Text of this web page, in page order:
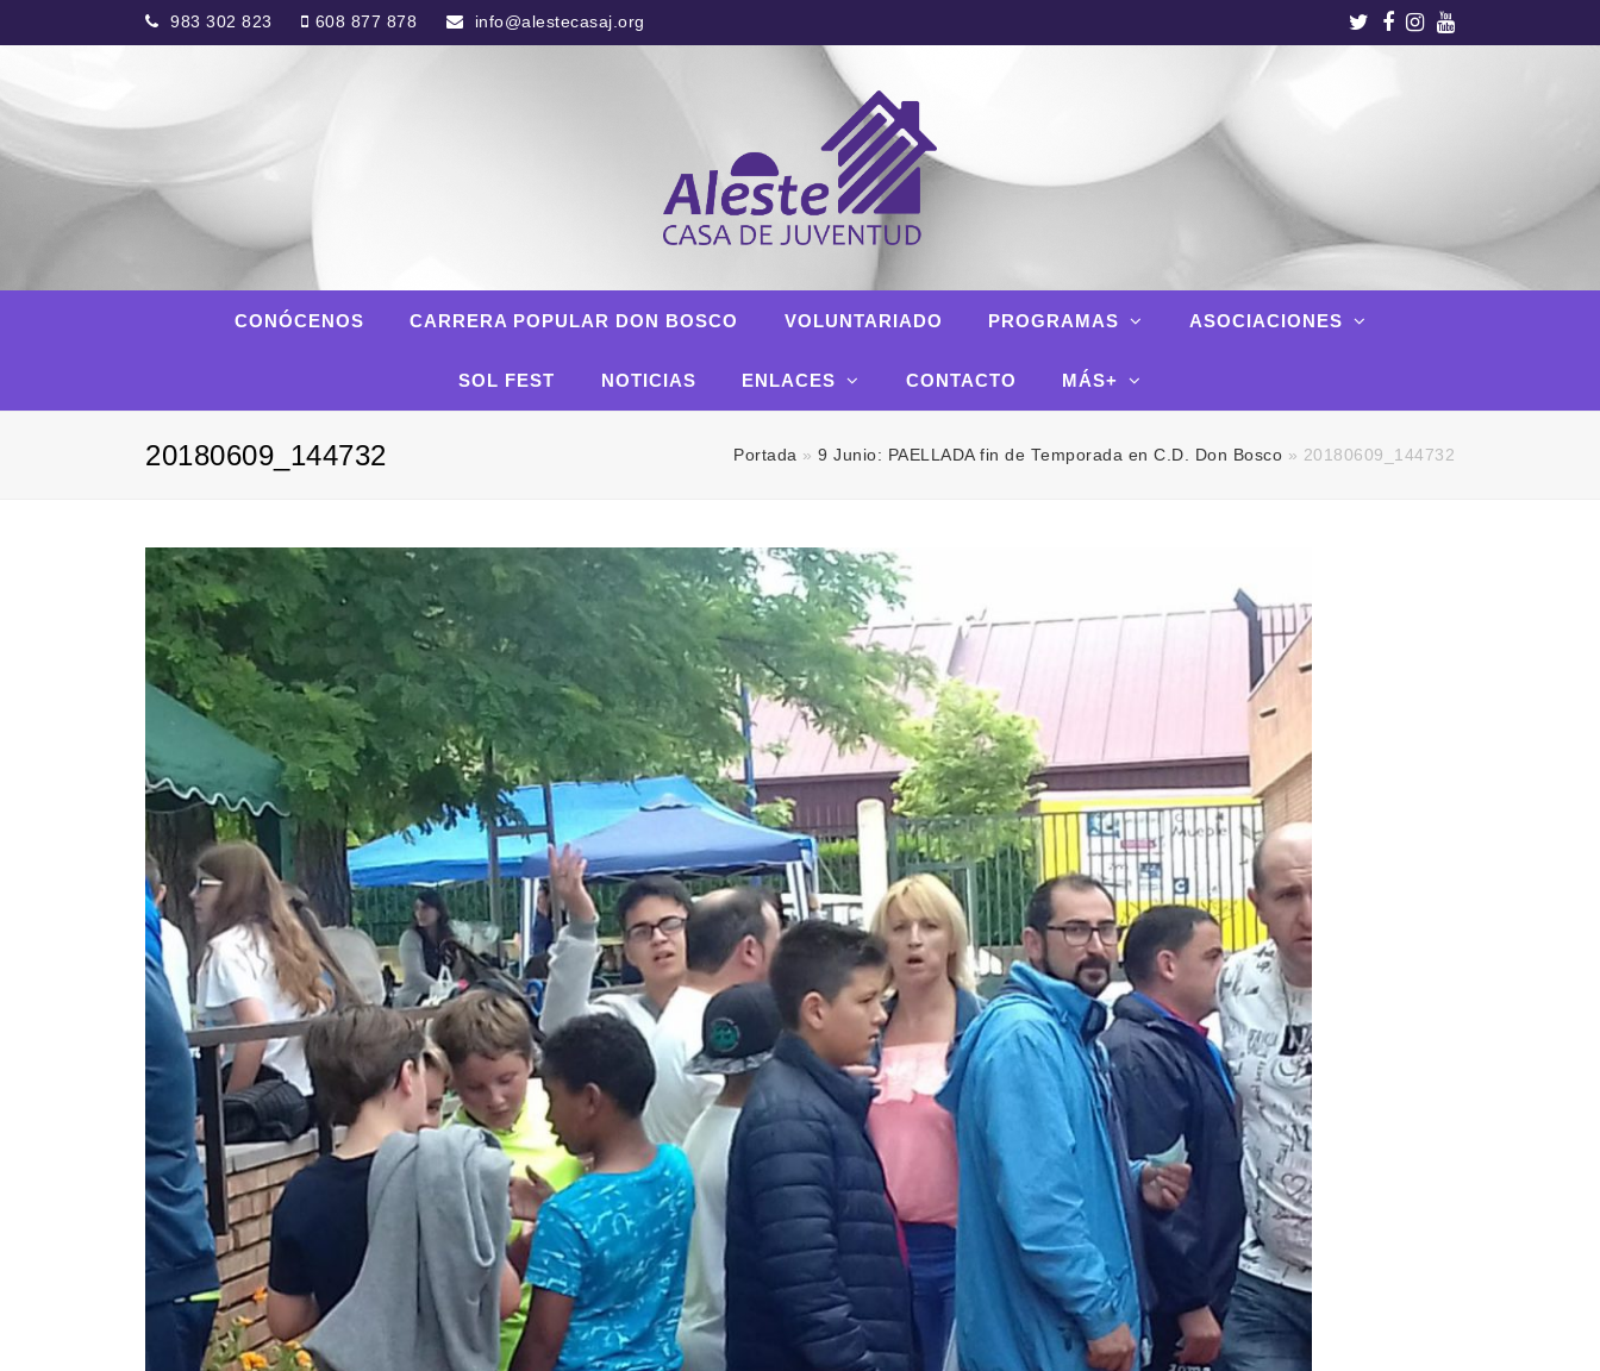
983 302 823 608 877 878 info@alestecasaj.org Twitter
Facebook
Instagram
Youtube
CONÓCENOS CARRERA POPULAR DON BOSCO VOLUNTARIADO PROGRAMAS ASOCIACIONES
SOL FEST NOTICIAS ENLACES CONTACTO MÁS+
20180609_144732 Portada » 9 Junio: PAELLADA fin de Temporada en C.D. Don Bosco » 20180609_144732